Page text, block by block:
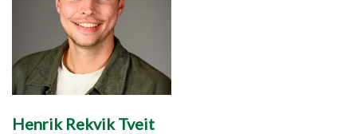
Henrik Rekvik Tveit